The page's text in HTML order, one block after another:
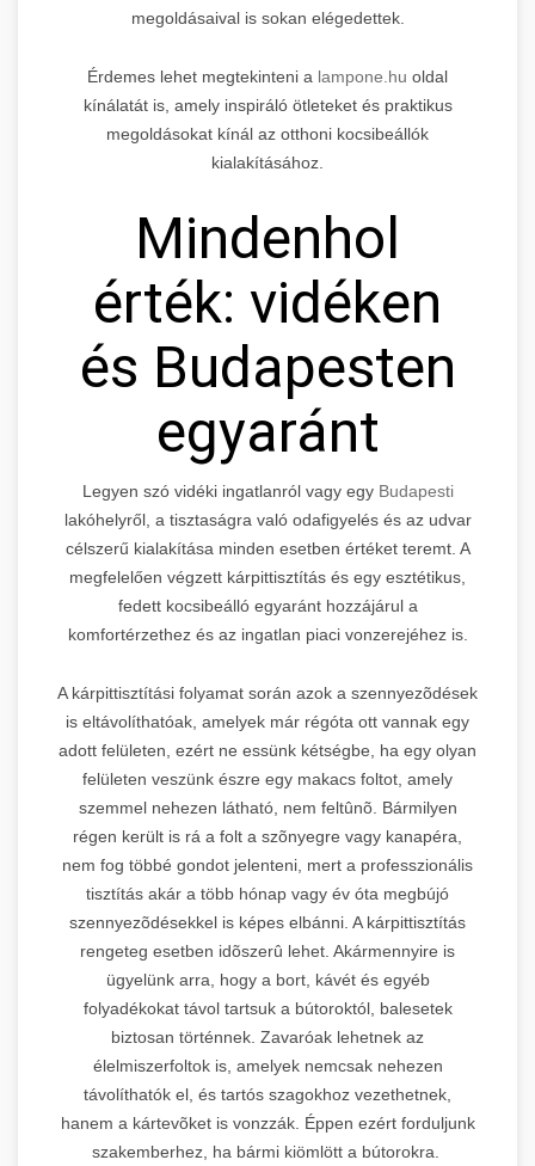
megoldásaival is sokan elégedettek.
Érdemes lehet megtekinteni a lampone.hu oldal
kínálatát is, amely inspiráló ötleteket és praktikus
megoldásokat kínál az otthoni kocsibeállók
kialakításához.
Mindenhol
érték: vidéken
és Budapesten
egyaránt
Legyen szó vidéki ingatlanról vagy egy Budapesti
lakóhelyről, a tisztaságra való odafigyelés és az udvar
célszerű kialakítása minden esetben értéket teremt. A
megfelelően végzett kárpittisztítás és egy esztétikus,
fedett kocsibeálló egyaránt hozzájárul a
komfortérzethez és az ingatlan piaci vonzerejéhez is.
A kárpittisztítási folyamat során azok a szennyezõdések
is eltávolíthatóak, amelyek már régóta ott vannak egy
adott felületen, ezért ne essünk kétségbe, ha egy olyan
felületen veszünk észre egy makacs foltot, amely
szemmel nehezen látható, nem feltûnõ. Bármilyen
régen került is rá a folt a szõnyegre vagy kanapéra,
nem fog többé gondot jelenteni, mert a professzionális
tisztítás akár a több hónap vagy év óta megbújó
szennyezõdésekkel is képes elbánni. A kárpittisztítás
rengeteg esetben idõszerû lehet. Akármennyire is
ügyelünk arra, hogy a bort, kávét és egyéb
folyadékokat távol tartsuk a bútoroktól, balesetek
biztosan történnek. Zavaróak lehetnek az
élelmiszerfoltok is, amelyek nemcsak nehezen
távolíthatók el, és tartós szagokhoz vezethetnek,
hanem a kártevõket is vonzzák. Éppen ezért forduljunk
szakemberhez, ha bármi kiömlött a bútorokra.